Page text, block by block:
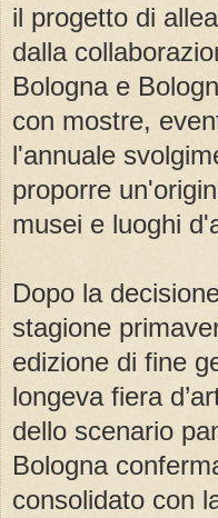
il progetto di
dalla
Bologna e
con mostre,
l'annuale
proporre
musei e luoghi
Dopo la
stagione
edizione di fine
longeva fiera
dello scenario
Bologna
consolidato con